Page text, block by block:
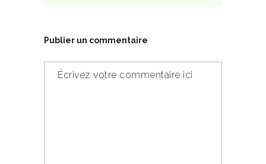
Publier un commentaire